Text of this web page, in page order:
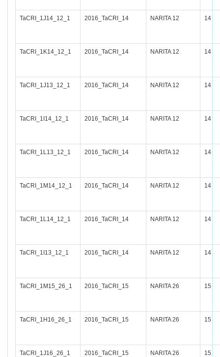
TaCRI_1J14_12_1 2016_TaCRI_14 NARITA 12 14
TaCRI_1K14_12_1 2016_TaCRI_14 NARITA 12 14
TaCRI_1J13_12_1 2016_TaCRI_14 NARITA 12 14
TaCRI_1I14_12_1 2016_TaCRI_14 NARITA 12 14
TaCRI_1L13_12_1 2016_TaCRI_14 NARITA 12 14
TaCRI_1M14_12_1 2016_TaCRI_14 NARITA 12 14
TaCRI_1L14_12_1 2016_TaCRI_14 NARITA 12 14
TaCRI_1I13_12_1 2016_TaCRI_14 NARITA 12 14
TaCRI_1M15_26_1 2016_TaCRI_15 NARITA 26 15
TaCRI_1H16_26_1 2016_TaCRI_15 NARITA 26 15
TaCRI_1J16_26_1 2016_TaCRI_15 NARITA 26 15